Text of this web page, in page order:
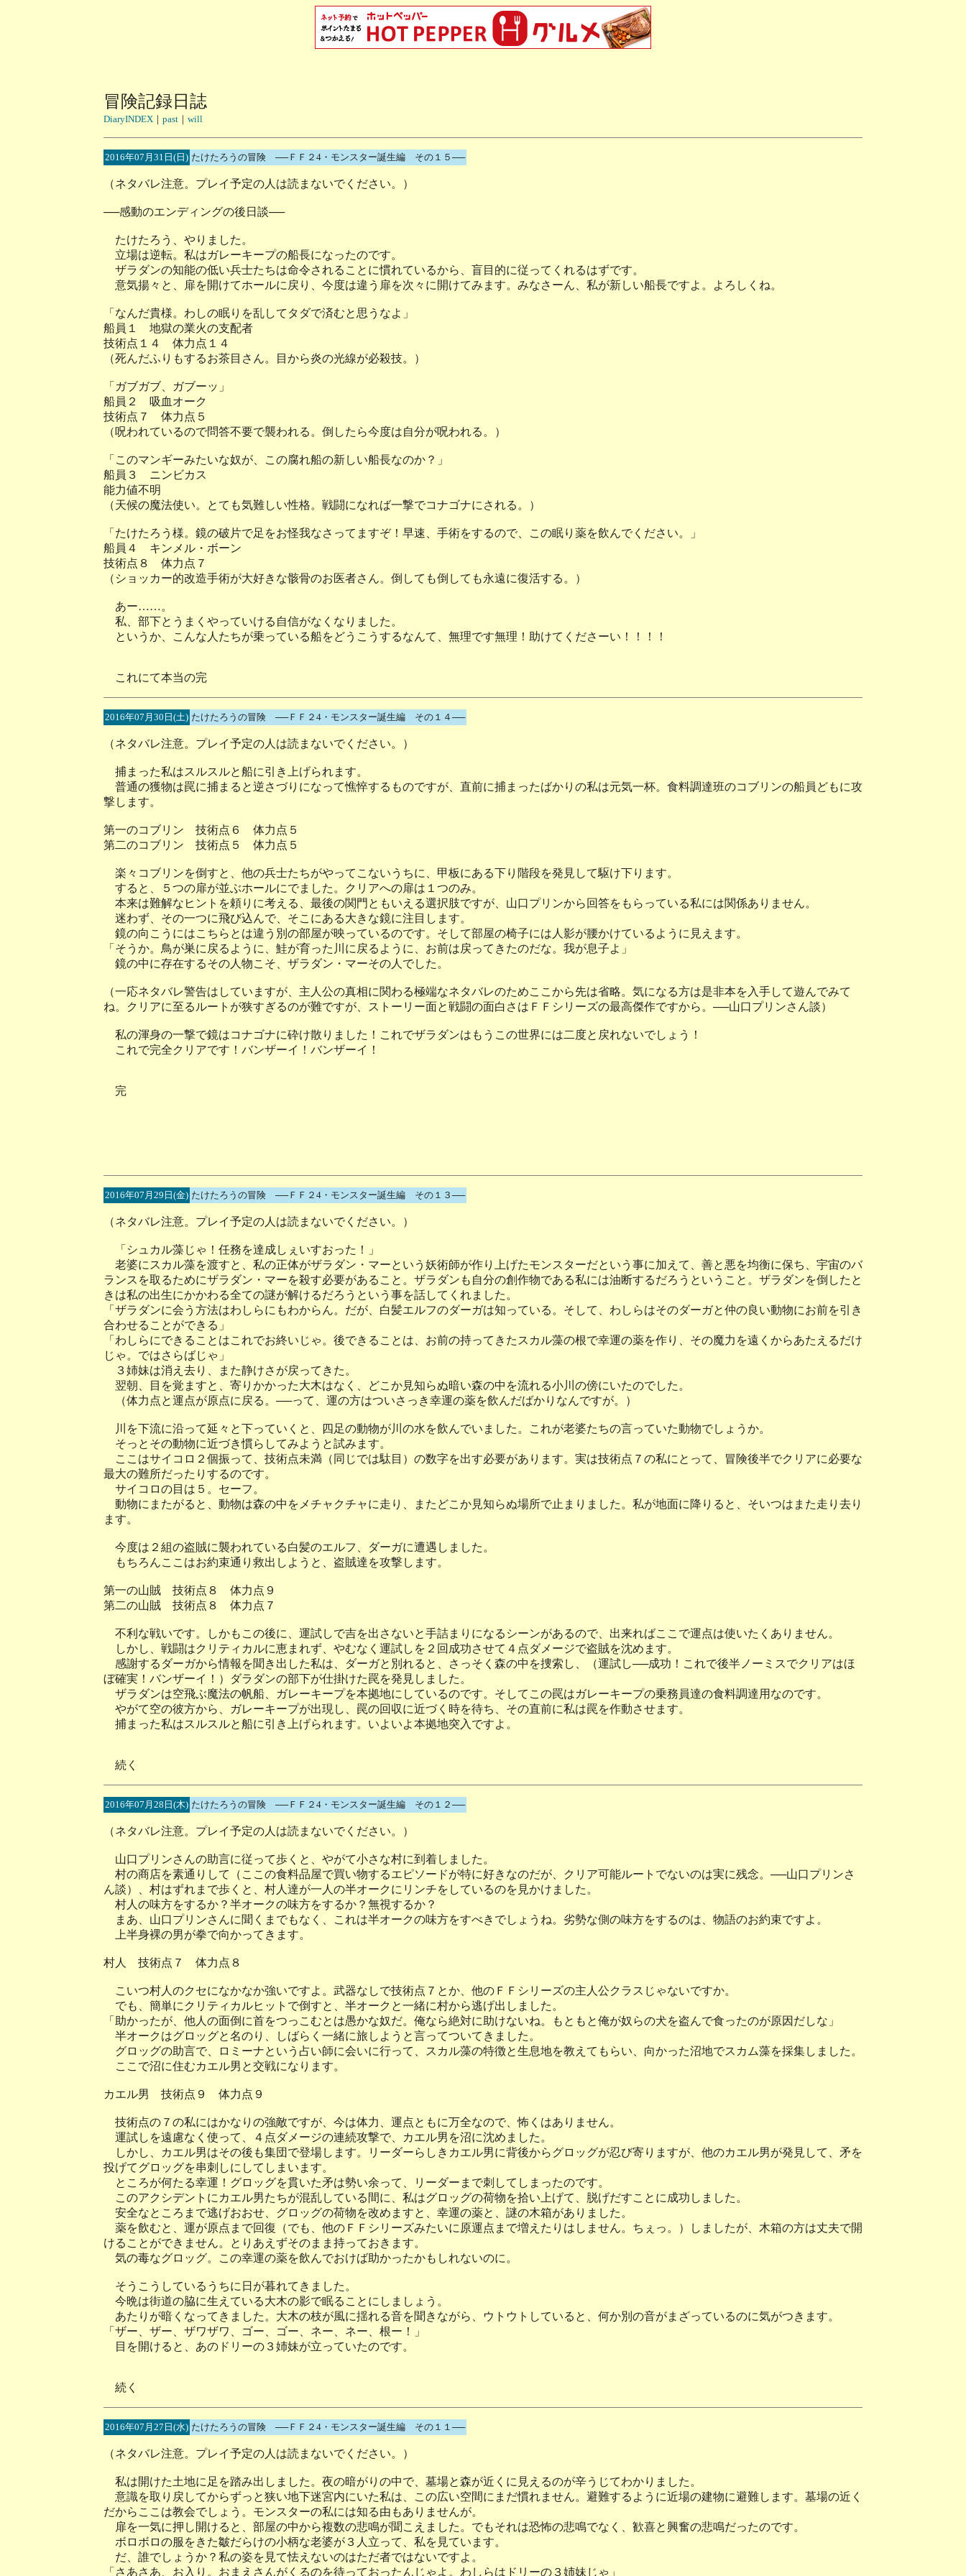
冒険記録日誌
DiaryINDEX ｜ past ｜ will
2016年07月31日(日) たけたろうの冒険 ──ＦＦ２4・モンスター誕生編 その１５──
（ネタバレ注意。プレイ予定の人は読まないでください。）
──感動のエンディングの後日談──
たけたろう、やりました。
立場は逆転。私はガレーキープの船長になったのです。
ザラダンの知能の低い兵士たちは命令されることに慣れているから、盲目的に従ってくれるはずです。
意気揚々と、扉を開けてホールに戻り、今度は違う扉を次々に開けてみます。みなさーん、私が新しい船長ですよ。よろしくね。
「なんだ貴様。わしの眠りを乱してタダで済むと思うなよ」
船員１ 地獄の業火の支配者
技術点１４ 体力点１４
（死んだふりもするお茶目さん。目から炎の光線が必殺技。）
「ガブガブ、ガブーッ」
船員２ 吸血オーク
技術点７ 体力点５
（呪われているので問答不要で襲われる。倒したら今度は自分が呪われる。）
「このマンギーみたいな奴が、この腐れ船の新しい船長なのか？」
船員３ ニンビカス
能力値不明
（天候の魔法使い。とても気難しい性格。戦闘になれば一撃でコナゴナにされる。）
「たけたろう様。鏡の破片で足をお怪我なさってますぞ！早速、手術をするので、この眠り薬を飲んでください。」
船員４ キンメル・ボーン
技術点８ 体力点７
（ショッカー的改造手術が大好きな骸骨のお医者さん。倒しても倒しても永遠に復活する。）
あー……。
私、部下とうまくやっていける自信がなくなりました。
というか、こんな人たちが乗っている船をどうこうするなんて、無理です無理！助けてくださーい！！！！
これにて本当の完
2016年07月30日(土) たけたろうの冒険 ──ＦＦ２4・モンスター誕生編 その１４──
（ネタバレ注意。プレイ予定の人は読まないでください。）
捕まった私はスルスルと船に引き上げられます。
普通の獲物は罠に捕まると逆さづりになって憔悴するものですが、直前に捕まったばかりの私は元気一杯。食料調達班のコブリンの船員どもに攻
撃します。
第一のコブリン 技術点６ 体力点５
第二のコブリン 技術点５ 体力点５
楽々コブリンを倒すと、他の兵士たちがやってこないうちに、甲板にある下り階段を発見して駆け下ります。
すると、５つの扉が並ぶホールにでました。クリアへの扉は１つのみ。
本来は難解なヒントを頼りに考える、最後の関門ともいえる選択肢ですが、山口プリンから回答をもらっている私には関係ありません。
迷わず、その一つに飛び込んで、そこにある大きな鏡に注目します。
鏡の向こうにはこちらとは違う別の部屋が映っているのです。そして部屋の椅子には人影が腰かけているように見えます。
「そうか。鳥が巣に戻るように、鮭が育った川に戻るように、お前は戻ってきたのだな。我が息子よ」
鏡の中に存在するその人物こそ、ザラダン・マーその人でした。
（一応ネタバレ警告はしていますが、主人公の真相に関わる極端なネタバレのためここから先は省略。気になる方は是非本を入手して遊んでみて
ね。クリアに至るルートが狭すぎるのが難ですが、ストーリー面と戦闘の面白さはＦＦシリーズの最高傑作ですから。──山口プリンさん談）
私の渾身の一撃で鏡はコナゴナに砕け散りました！これでザラダンはもうこの世界には二度と戻れないでしょう！
これで完全クリアです！バンザーイ！バンザーイ！
完
2016年07月29日(金) たけたろうの冒険 ──ＦＦ２4・モンスター誕生編 その１３──
（ネタバレ注意。プレイ予定の人は読まないでください。）
「シュカル藻じゃ！任務を達成しぇいすおった！」
老婆にスカル藻を渡すと、私の正体がザラダン・マーという妖術師が作り上げたモンスターだという事に加えて、善と悪を均衡に保ち、宇宙のバ
ランスを取るためにザラダン・マーを殺す必要があること。ザラダンも自分の創作物である私には油断するだろうということ。ザラダンを倒したと
きは私の出生にかかわる全ての謎が解けるだろうという事を話してくれました。
「ザラダンに会う方法はわしらにもわからん。だが、白髪エルフのダーガは知っている。そして、わしらはそのダーガと仲の良い動物にお前を引き
合わせることができる」
「わしらにできることはこれでお終いじゃ。後できることは、お前の持ってきたスカル藻の根で幸運の薬を作り、その魔力を遠くからあたえるだけ
じゃ。ではさらばじゃ」
３姉妹は消え去り、また静けさが戻ってきた。
翌朝、目を覚ますと、寄りかかった大木はなく、どこか見知らぬ暗い森の中を流れる小川の傍にいたのでした。
（体力点と運点が原点に戻る。──って、運の方はついさっき幸運の薬を飲んだばかりなんですが。）
川を下流に沿って延々と下っていくと、四足の動物が川の水を飲んでいました。これが老婆たちの言っていた動物でしょうか。
そっとその動物に近づき慣らしてみようと試みます。
ここはサイコロ２個振って、技術点未満（同じでは駄目）の数字を出す必要があります。実は技術点７の私にとって、冒険後半でクリアに必要な
最大の難所だったりするのです。
サイコロの目は５。セーフ。
動物にまたがると、動物は森の中をメチャクチャに走り、またどこか見知らぬ場所で止まりました。私が地面に降りると、そいつはまた走り去り
ます。
今度は２組の盗賊に襲われている白髪のエルフ、ダーガに遭遇しました。
もちろんここはお約束通り救出しようと、盗賊達を攻撃します。
第一の山賊 技術点８ 体力点９
第二の山賊 技術点８ 体力点７
不利な戦いです。しかもこの後に、運試しで吉を出さないと手詰まりになるシーンがあるので、出来ればここで運点は使いたくありません。
しかし、戦闘はクリティカルに恵まれず、やむなく運試しを２回成功させて４点ダメージで盗賊を沈めます。
感謝するダーガから情報を聞き出した私は、ダーガと別れると、さっそく森の中を捜索し、（運試し──成功！これで後半ノーミスでクリアはほ
ぼ確実！バンザーイ！）ダラダンの部下が仕掛けた罠を発見しました。
ザラダンは空飛ぶ魔法の帆船、ガレーキープを本拠地にしているのです。そしてこの罠はガレーキープの乗務員達の食料調達用なのです。
やがて空の彼方から、ガレーキープが出現し、罠の回収に近づく時を待ち、その直前に私は罠を作動させます。
捕まった私はスルスルと船に引き上げられます。いよいよ本拠地突入ですよ。
続く
2016年07月28日(木) たけたろうの冒険 ──ＦＦ２4・モンスター誕生編 その１２──
（ネタバレ注意。プレイ予定の人は読まないでください。）
山口プリンさんの助言に従って歩くと、やがて小さな村に到着しました。
村の商店を素通りして（ここの食料品屋で買い物するエピソードが特に好きなのだが、クリア可能ルートでないのは実に残念。──山口プリンさ
ん談）、村はずれまで歩くと、村人達が一人の半オークにリンチをしているのを見かけました。
村人の味方をするか？半オークの味方をするか？無視するか？
まあ、山口プリンさんに聞くまでもなく、これは半オークの味方をすべきでしょうね。劣勢な側の味方をするのは、物語のお約束ですよ。
上半身裸の男が拳で向かってきます。
村人 技術点７ 体力点８
こいつ村人のクセになかなか強いですよ。武器なしで技術点７とか、他のＦＦシリーズの主人公クラスじゃないですか。
でも、簡単にクリティカルヒットで倒すと、半オークと一緒に村から逃げ出しました。
「助かったが、他人の面倒に首をつっこむとは愚かな奴だ。俺なら絶対に助けないね。もともと俺が奴らの犬を盗んで食ったのが原因だしな」
半オークはグロッグと名のり、しばらく一緒に旅しようと言ってついてきました。
グロッグの助言で、ロミーナという占い師に会いに行って、スカル藻の特徴と生息地を教えてもらい、向かった沼地でスカム藻を採集しました。
ここで沼に住むカエル男と交戦になります。
カエル男 技術点９ 体力点９
技術点の７の私にはかなりの強敵ですが、今は体力、運点ともに万全なので、怖くはありません。
運試しを遠慮なく使って、４点ダメージの連続攻撃で、カエル男を沼に沈めました。
しかし、カエル男はその後も集団で登場します。リーダーらしきカエル男に背後からグロッグが忍び寄りますが、他のカエル男が発見して、矛を
投げてグロッグを串刺しにしてしまいます。
ところが何たる幸運！グロッグを貫いた矛は勢い余って、リーダーまで刺してしまったのです。
このアクシデントにカエル男たちが混乱している間に、私はグロッグの荷物を拾い上げて、脱げだすことに成功しました。
安全なところまで逃げおおせ、グロッグの荷物を改めますと、幸運の薬と、謎の木箱がありました。
薬を飲むと、運が原点まで回復（でも、他のＦＦシリーズみたいに原運点まで増えたりはしません。ちぇっ。）しましたが、木箱の方は丈夫で開
けることができません。とりあえずそのまま持っておきます。
気の毒なグロッグ。この幸運の薬を飲んでおけば助かったかもしれないのに。
そうこうしているうちに日が暮れてきました。
今晩は街道の脇に生えている大木の影で眠ることにしましょう。
あたりが暗くなってきました。大木の枝が風に揺れる音を聞きながら、ウトウトしていると、何か別の音がまざっているのに気がつきます。
「ザー、ザー、ザワザワ、ゴー、ゴー、ネー、ネー、根ー！」
目を開けると、あのドリーの３姉妹が立っていたのです。
続く
2016年07月27日(水) たけたろうの冒険 ──ＦＦ２4・モンスター誕生編 その１１──
（ネタバレ注意。プレイ予定の人は読まないでください。）
私は開けた土地に足を踏み出しました。夜の暗がりの中で、墓場と森が近くに見えるのが辛うじてわかりました。
意識を取り戻してからずっと狭い地下迷宮内にいた私は、この広い空間にまだ慣れません。避難するように近場の建物に避難します。墓場の近く
だからここは教会でしょう。モンスターの私には知る由もありませんが。
扉を一気に押し開けると、部屋の中から複数の悲鳴が聞こえました。でもそれは恐怖の悲鳴でなく、歓喜と興奮の悲鳴だったのです。
ボロボロの服をきた皺だらけの小柄な老婆が３人立って、私を見ています。
だ、誰でしょうか？私の姿を見て怯えないのはただ者ではないですよ。
「さあさあ、お入り。おまえさんがくるのを待っておったんじゃよ。わしらはドリーの３姉妹じゃ」